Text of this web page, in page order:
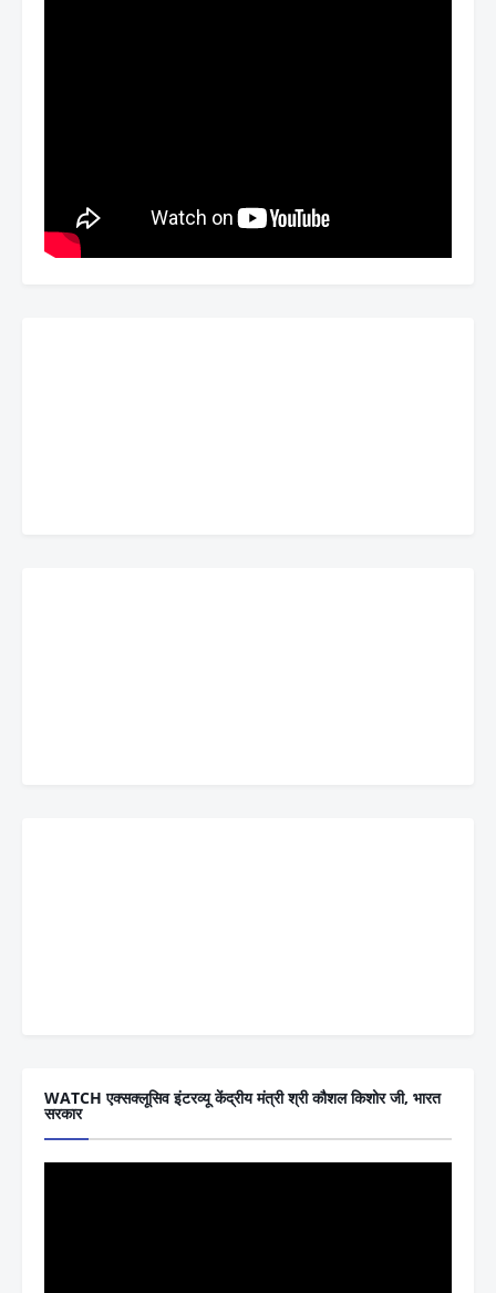
WATCH एक्सक्लूसिव इंटरव्यू केंद्रीय मंत्री श्री कौशल किशोर जी, भारत
सरकार